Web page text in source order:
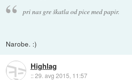
pri nas gre škatla od pice med papir.
Narobe. :)
Highlag
::29. avg 2015, 11:57